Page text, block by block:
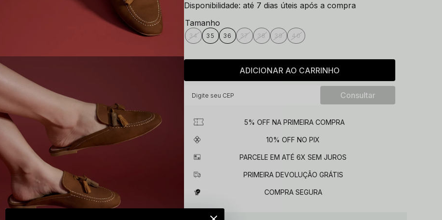
Disponibilidade: até 7 dias úteis após a compra
34 35 36 37 38 39 40
ADICIONAR AO CARRINHO
5% OFF NA PRIMEIRA COMPRA
10% OFF NO PIX
PARCELE EM ATÉ 6X SEM JUROS
PRIMEIRA DEVOLUÇÃO GRÁTIS
COMPRA SEGURA